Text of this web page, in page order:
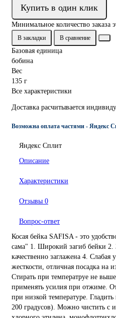
Купить в один клик
Минимальное количество заказа
В закладки В сравнение
Базовая единица
бобина
Вес
135 г
Все характеристики
Доставка расчитывается
Возможна оплата частями - Яндекс
Яндекс Сплит
Описание
Характеристики
Отзывы 0
Вопрос-ответ
Косая бейка SAFISA - это
сама" 1. Широкий загиб бейки 2.
качественно заглажена 4. Слабая
жесткости, отличная посадка на
Стирать при температруе не
применять усилия при отжиме.
при низкой температуре.
200 градусов). Можно чистить с